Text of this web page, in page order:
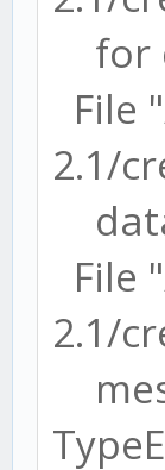
#
#
Creme
for
File
2.1/
File
2.1/